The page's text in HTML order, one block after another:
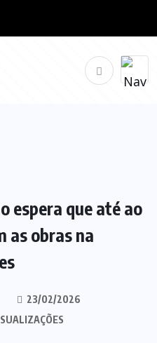
espera que até ao
as obras na
23/02/2026